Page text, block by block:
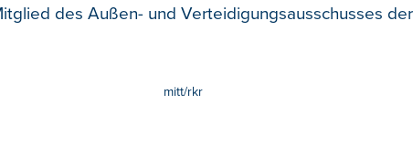
des Außen- und Verteidigungsausschusses
mitt/rkr